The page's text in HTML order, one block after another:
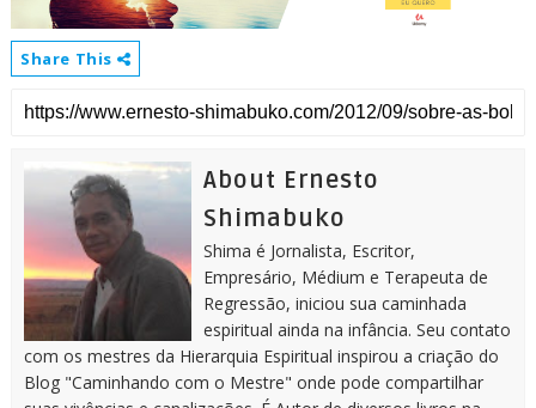
Share This
About Ernesto
Shimabuko
Shima é Jornalista, Escritor,
Empresário, Médium e Terapeuta de
Regressão, iniciou sua caminhada
espiritual ainda na infância. Seu contato
com os mestres da Hierarquia Espiritual inspirou a criação do
Blog "Caminhando com o Mestre" onde pode compartilhar